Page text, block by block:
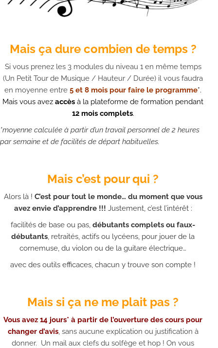
Mais ça dure combien de temps ?
Si vous prenez les 3 modules du niveau 1 en même temps
(Un Petit Tour de Musique / Hauteur / Durée) il vous faudra
en moyenne entre 5 et 8 mois pour faire le programme*.
Mais vous avez accès à la plateforme de formation pendant
12 mois complets.
*moyenne calculée à partir d’un travail personnel de 2 heures
par semaine et de facilités de départ habituelles.
Mais c’est pour qui ?
Alors là ! C’est pour tout le monde… du moment que vous
avez envie d’apprendre !!! Justement, c’est l’intérêt :
facilités de base ou pas, débutants complets ou faux-
débutants, retraités, actifs ou lycéens, pour jouer de la
cornemuse, du violon ou de la guitare électrique…
avec des outils efficaces, chacun y trouve son compte !
Mais si ça ne me plait pas ?
Vous avez 14 jours* à partir de l’ouverture des cours pour
changer d’avis, sans aucune explication ou justification à
donner. Un mail aux clefs du solfège et hop ! On vous